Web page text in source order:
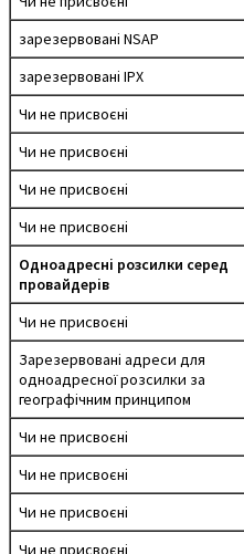
зарезервовані NSAP
зарезервовані IPX
Чи не присвоєні
Чи не присвоєні
Чи не присвоєні
Чи не присвоєні
Одноадресні розсилки серед
провайдерів
Чи не присвоєні
Зарезервовані адреси для
одноадресної розсилки за
географічним принципом
Чи не присвоєні
Чи не присвоєні
Чи не присвоєні